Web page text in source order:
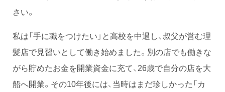
さい。
私は「手に職をつけたい」と高校を中退し、叔父が営む理
髪店で見習いとして働き始めました。別の店でも働きな
がら貯めたお金を開業資金に充て、26歳で自分の店を大
船へ開業。その10年後には、当時はまだ珍しかった「カ